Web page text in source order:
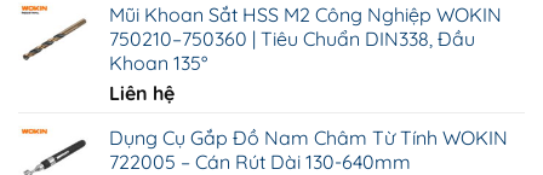
từ
15.000 ₫
Mũi Khoan Sắt HSS M2 Công Nghiệp WOKIN
750210–750360 | Tiêu Chuẩn DIN338, Đầu
Khoan 135°
Liên hệ
Dụng Cụ Gắp Đồ Nam Châm Từ Tính WOKIN
722005 – Cán Rút Dài 130-640mm